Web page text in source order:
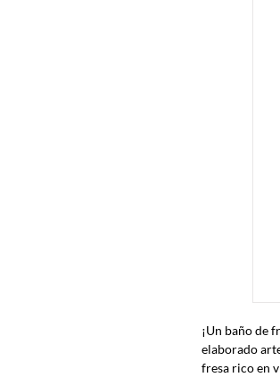
¡Un baño de
elaborado
fresa rico en